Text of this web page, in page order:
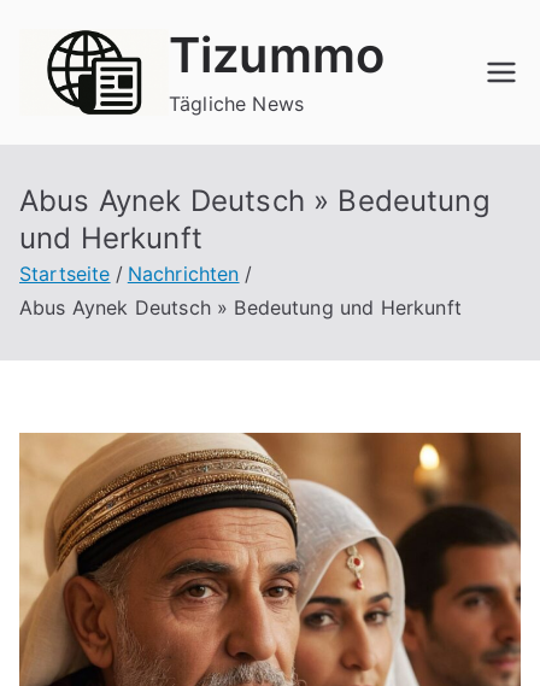
springen
Tizummo
Tägliche News
Abus Aynek Deutsch » Bedeutung
und Herkunft
Startseite
Nachrichten
Abus Aynek Deutsch » Bedeutung und Herkunft